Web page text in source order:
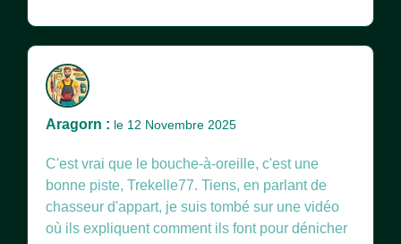
Aragorn : le 12 Novembre 2025
C'est vrai que le bouche-à-oreille, c'est une
bonne piste, Trekelle77. Tiens, en parlant de
chasseur d'appart, je suis tombé sur une vidéo
où ils expliquent comment ils font pour dénicher